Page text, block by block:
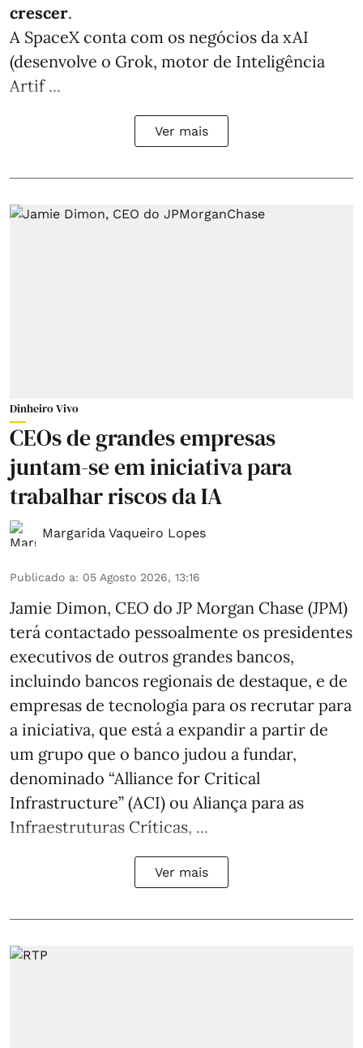
crescer.
A SpaceX conta com os negócios da xAI
(desenvolve o Grok, motor de Inteligência
Artif ...
Ver mais
Dinheiro Vivo
CEOs de grandes empresas
juntam-se em iniciativa para
trabalhar riscos da IA
Margarida Vaqueiro Lopes
Publicado a: 05 Agosto 2026, 13:16
Jamie Dimon, CEO do JP Morgan Chase (JPM)
terá contactado pessoalmente os presidentes
executivos de outros grandes bancos,
incluindo bancos regionais de destaque, e de
empresas de tecnologia para os recrutar para
a iniciativa, que está a expandir a partir de
um grupo que o banco judou a fundar,
denominado “Alliance for Critical
Infrastructure” (ACI) ou Aliança para as
Infraestruturas Críticas, ...
Ver mais